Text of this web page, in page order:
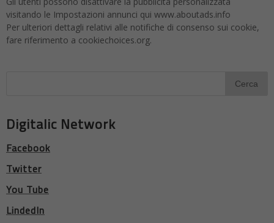
visitando le Impostazioni annunci qui www.aboutads.info
Per ulteriori dettagli relativi alle notifiche di consenso sui cookie,
fare riferimento a cookiechoices.org.
Digitalic Network
Facebook
Twitter
You Tube
LindedIn